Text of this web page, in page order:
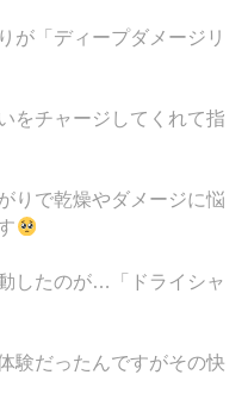
が「ディープダメージリ
をチャージしてくれて指
りで乾燥やダメージに悩
したのが…「ドライシャ
験だったんですがその快